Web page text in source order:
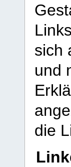
sich
und
die